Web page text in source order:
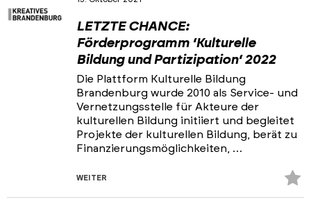
LETZTE CHANCE:
Förderprogramm ‘Kulturelle
Bildung und Partizipation‘ 2022
Die Plattform Kulturelle Bildung
Brandenburg wurde 2010 als Service- und
Vernetzungsstelle für Akteure der
kulturellen Bildung initiiert und begleitet
Projekte der kulturellen Bildung, berät zu
Finanzierungsmöglichkeiten, …
WEITER